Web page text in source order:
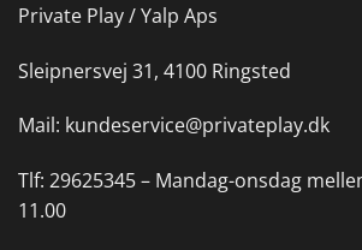
Private Play / Yalp Aps
Sleipnersvej 31, 4100 Ringsted
Mail: kundeservice@privateplay.dk
Tlf: 29625345 – Mandag-onsdag
11.00